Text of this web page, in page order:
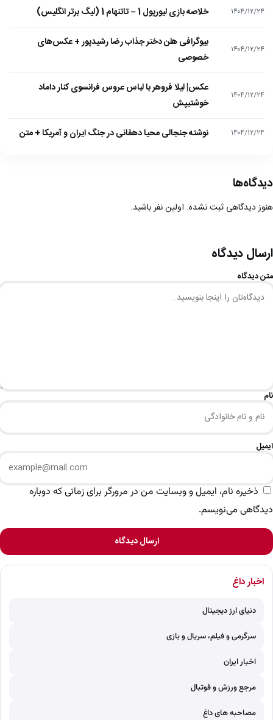
۱۴۰۴/۱۲/۲۴ خلاصه بازی لیورپول 1 – تاتنهام 1 (لیگ برتر انگلیس)
۱۴۰۴/۱۲/۲۴
بیوگرافی هلن دختر جذاب رضا رشیدپور + عکس‌های
خصوصی
۱۴۰۴/۱۲/۲۴
عکس| لیلا فروهر با لباس عروس فرانسوی کنار داماد
خوشتیپش
۱۴۰۴/۱۲/۲۴ نوشته جنجالی محیا دهقانی در جنگ ایران و آمریکا + متن
دیدگاه‌ها
هنوز دیدگاهی ثبت نشده. اولین نفر باشید.
ارسال دیدگاه
متن دیدگاه
نام
ایمیل
ذخیره نام، ایمیل و وبسایت من در مرورگر برای زمانی که دوباره
دیدگاهی می‌نویسم.
ارسال دیدگاه
اخبار داغ
دنیای ارز دیجیتال
سرگرمی و فیلم، سریال و بازی
اخبار ایران
مرجع ورزش و فوتبال
مصاحبه های داغ